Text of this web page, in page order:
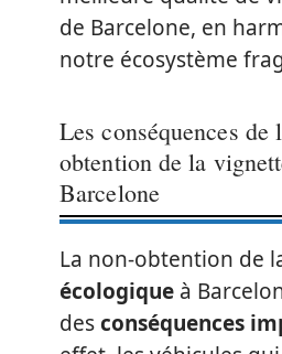
de Barcelone, en
notre écosystème
Les conséquences de
obtention de la
Barcelone
La non-obtention de
écologique à
desconséquences